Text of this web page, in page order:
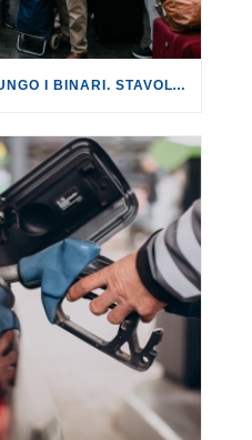
TRENI: NUOVI DISAGI LUNGO I BINARI. STAVOLTA SULLA LINEA AV ROMA-NAPOLI, CON RITARDI FINO A 180 MINUTI.